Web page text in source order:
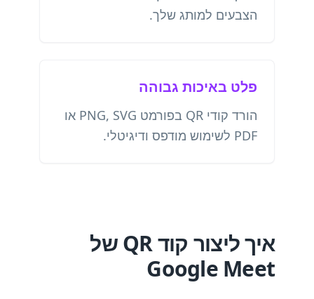
הצבעים למותג שלך.
פלט באיכות גבוהה
הורד קודי QR בפורמט PNG, SVG או
PDF לשימוש מודפס ודיגיטלי.
איך ליצור קוד QR של
Google Meet